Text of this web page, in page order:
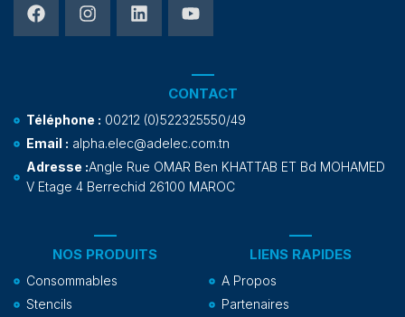
NOS PRODUITS
Consommables
Stencils
LIENS RAPIDES
A Propos
Partenaires
CONTACT
Téléphone : 00212 (0)522325550/49
Email : alpha.elec@adelec.com.tn
Adresse :Angle Rue OMAR Ben KHATTAB ET Bd MOHAMED
V Etage 4 Berrechid 26100 MAROC